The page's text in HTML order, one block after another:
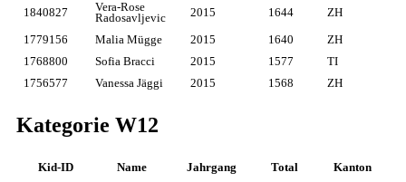
1840827
Vera-Rose
Radosavljevic
2015 1644 ZH
1779156 Malia Mügge 2015 1640
ZH
1768800
Sofia Bracci 2015 1577
TI
1756577
Vanessa Jäggi 2015 1568 ZH
Kategorie W12
Kid-ID Name Jahrgang Total Kanton